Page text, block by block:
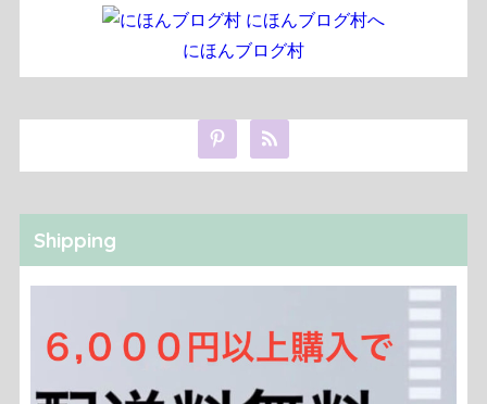
にほんブログ村
Shipping